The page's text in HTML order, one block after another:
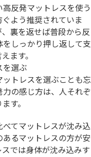
反発マットレスを使う
よう推奨されていま
裏を返せば普段から反
しっかり押し返して支
ます。
を選ぶ
トレスを選ぶことも忘
の感じ方は、人それぞ
す。
てマットレスが沈み込
るマットレスの方が安
では身体が沈み込みす